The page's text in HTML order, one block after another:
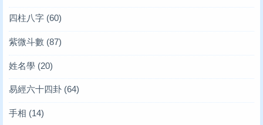
四柱八字 (60)
紫微斗數 (87)
姓名學 (20)
易經六十四卦 (64)
手相 (14)